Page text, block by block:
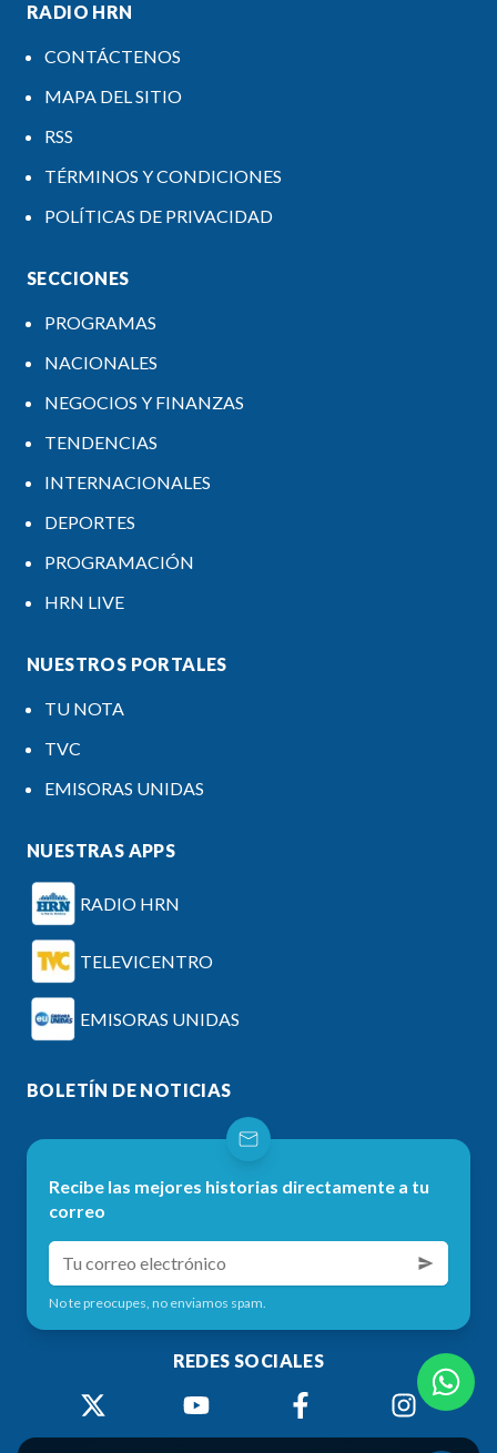
RADIO HRN
CONTÁCTENOS
MAPA DEL SITIO
RSS
TÉRMINOS Y CONDICIONES
POLÍTICAS DE PRIVACIDAD
SECCIONES
PROGRAMAS
NACIONALES
NEGOCIOS Y FINANZAS
TENDENCIAS
INTERNACIONALES
DEPORTES
PROGRAMACIÓN
HRN LIVE
NUESTROS PORTALES
TU NOTA
TVC
EMISORAS UNIDAS
NUESTRAS APPS
RADIO HRN
TELEVICENTRO
EMISORAS UNIDAS
BOLETÍN DE NOTICIAS
Recibe las mejores historias directamente a tu
correo
No te preocupes, no enviamos spam.
REDES SOCIALES